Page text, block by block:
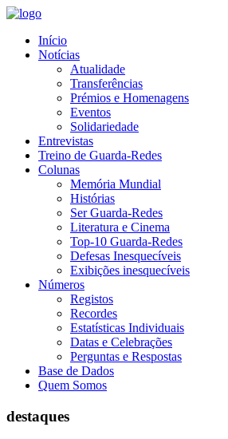
Início
Notícias
Atualidade
Transferências
Prémios e Homenagens
Eventos
Solidariedade
Entrevistas
Treino de Guarda-Redes
Colunas
Memória Mundial
Histórias
Ser Guarda-Redes
Literatura e Cinema
Top-10 Guarda-Redes
Defesas Inesquecíveis
Exibições inesquecíveis
Números
Registos
Recordes
Estatísticas Individuais
Datas e Celebrações
Perguntas e Respostas
Base de Dados
Quem Somos
destaques